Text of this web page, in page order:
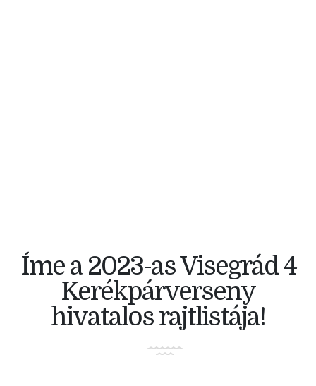
Íme a 2023-as Visegrád 4
Kerékpárverseny
hivatalos rajtlistája!